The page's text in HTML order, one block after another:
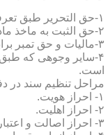
۱-حق التحریر طبق تعرفه مقرر وزارت دادگستری.
۲-حق الثبت به ماخذ ماده ۱۲۳ قانون اصلاحی قانون ثبت.
۳-مالیات و حق تمبر برابر مقررات مالیاتی.
۴-سایر وجوهی که
است.
مراحل تنظیم سند در
۱- احراز هویت.
۲- احراز اهلیت.
۳- احراز اصالت و اعتبار مستندات سند.